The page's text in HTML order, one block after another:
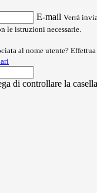
E-mail Verrà
le istruzioni necessarie.
al nome utente?
di controllare la